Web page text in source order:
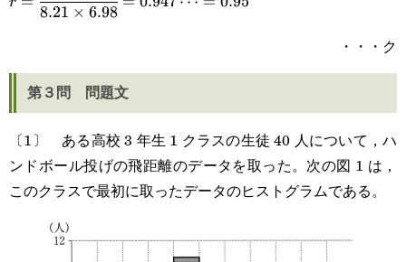
{8.21\times6.98}=0.947\cdots=0.95
8.21 × 6.98
・・・ク
第３問 問題文
〔1〕 ある高校 3 年生 1 クラスの生徒 40 人について，ハ
ンドボール投げの飛距離のデータを取った。次の図 1 は，
このクラスで最初に取ったデータのヒストグラムである。